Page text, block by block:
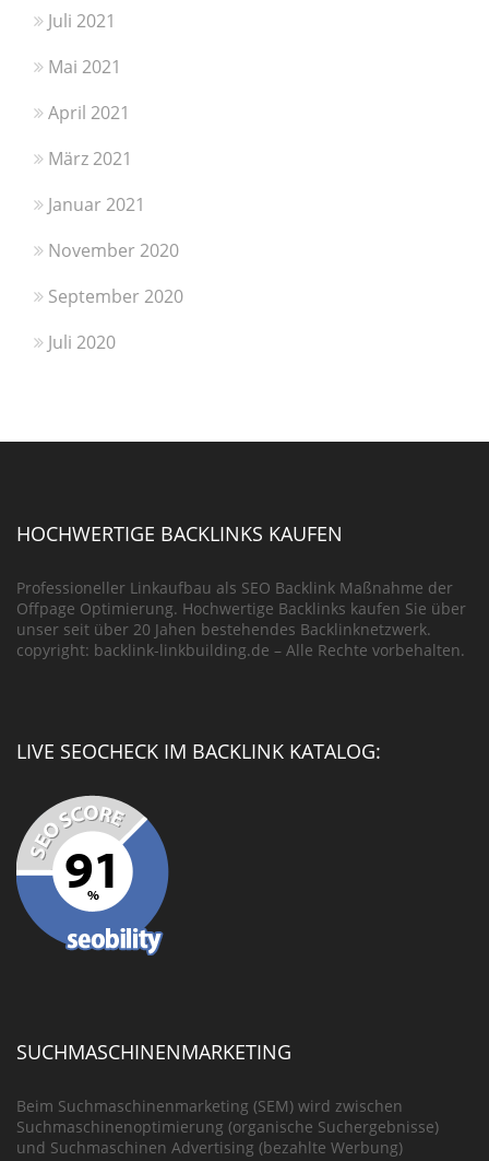
Juli 2021
Mai 2021
April 2021
März 2021
Januar 2021
November 2020
September 2020
Juli 2020
HOCHWERTIGE BACKLINKS KAUFEN
Professioneller Linkaufbau als SEO Backlink Maßnahme der
Offpage Optimierung. Hochwertige Backlinks kaufen Sie über
unser seit über 20 Jahen bestehendes Backlinknetzwerk.
copyright: backlink-linkbuilding.de – Alle Rechte vorbehalten.
LIVE SEOCHECK IM BACKLINK KATALOG:
SUCHMASCHINENMARKETING
Beim Suchmaschinenmarketing (SEM) wird zwischen
Suchmaschinenoptimierung (organische Suchergebnisse)
und Suchmaschinen Advertising (bezahlte Werbung)